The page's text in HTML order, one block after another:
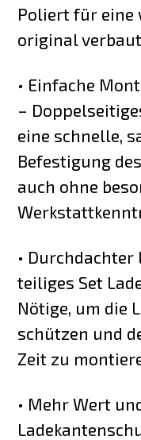
Poliert für eine
original
• Einfache
–
eine schnelle,
Befestigung
auch ohne
• Durchdachter
teiliges Set
Nötige, um die
schützen und
Zeit zu
• Mehr Wert